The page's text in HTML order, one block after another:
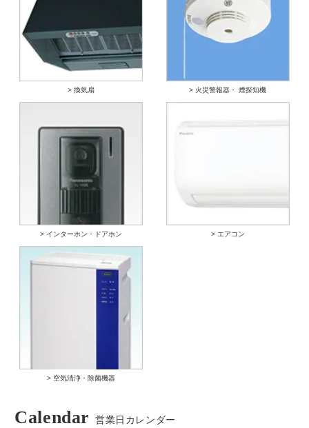
> 換気扇 > 火災警報器・ 煙探知機
> インターホン・ドアホン > エアコン
> 空気清浄・除菌機器
Calendar 営業日カレンダー